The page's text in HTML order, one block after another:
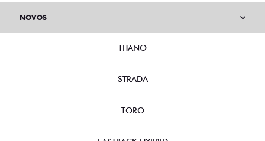
NOVOS
TITANO
STRADA
TORO